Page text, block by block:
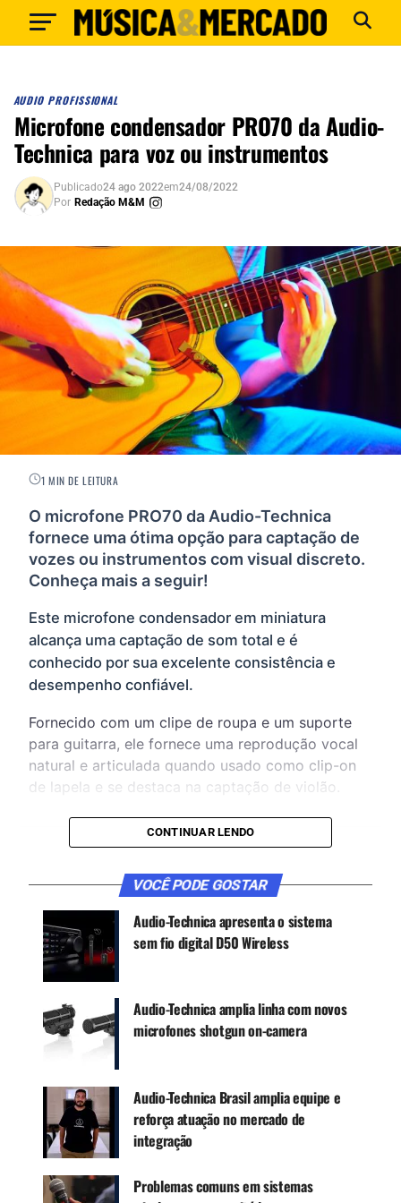
AUDIO PROFISSIONAL
Microfone condensador PRO70 da Audio-
Technica para voz ou instrumentos
Publicado24 ago 2022em24/08/2022
Por Redação M&M
1 MIN DE LEITURA
O microfone PRO70 da Audio-Technica
fornece uma ótima opção para captação de
vozes ou instrumentos com visual discreto.
Conheça mais a seguir!
Este microfone condensador em miniatura
alcança uma captação de som total e é
conhecido por sua excelente consistência e
desempenho confiável.
Fornecido com um clipe de roupa e um suporte
para guitarra, ele fornece uma reprodução vocal
natural e articulada quando usado como clip-on
de lapela e se destaca na captação de violão.
CONTINUE ACOMPANHANDO
Receba novas matérias do Música & Mercado no
WhatsApp e no Google News.
Canal WhatsApp
Google News
O PRO 70 foi projetado para tornar a música e a
fala audíveis de forma clara e confortável, mas
nunca chamar a atenção para si mesmo ou para
sua operação.
O microfone está equipado com um interruptor
CONTINUAR LENDO
VOCÊ PODE GOSTAR
Audio-Technica apresenta o sistema
sem fio digital D50 Wireless
Audio-Technica amplia linha com novos
microfones shotgun on-camera
Audio-Technica Brasil amplia equipe e
reforça atuação no mercado de
integração
Problemas comuns em sistemas